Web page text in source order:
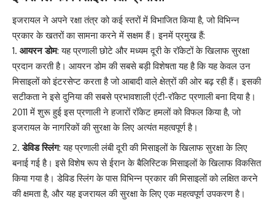
इजरायल ने अपने रक्षा तंत्र को कई स्तरों में विभाजित किया है, जो विभिन्न
प्रकार के खतरों का सामना करने में सक्षम हैं। इनमें प्रमुख हैं:
आयरन डोम: यह प्रणाली छोटे और मध्यम दूरी के रॉकेटों के खिलाफ सुरक्षा
प्रदान करती है। आयरन डोम की सबसे बड़ी विशेषता यह है कि यह केवल उन
मिसाइलों को इंटरसेप्ट करता है जो आबादी वाले क्षेत्रों की ओर बढ़ रही हैं। इसकी
सटीकता ने इसे दुनिया की सबसे प्रभावशाली एंटी-रॉकेट प्रणाली बना दिया है।
2011 में शुरू हुई इस प्रणाली ने हजारों रॉकेट हमलों को विफल किया है, जो
इजरायल के नागरिकों की सुरक्षा के लिए अत्यंत महत्वपूर्ण है।
डेविड स्लिंग: यह प्रणाली लंबी दूरी की मिसाइलों के खिलाफ सुरक्षा के लिए
बनाई गई है। इसे विशेष रूप से ईरान के बैलिस्टिक मिसाइलों के खिलाफ विकसित
किया गया है। डेविड स्लिंग के पास विभिन्न प्रकार की मिसाइलों को लक्षित करने
की क्षमता है, और यह इजरायल की सुरक्षा के लिए एक महत्वपूर्ण उपकरण है।